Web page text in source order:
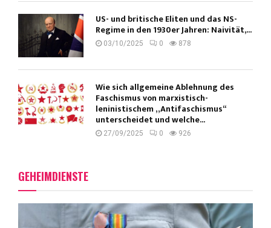
US- und britische Eliten und das NS-
Regime in den 1930er Jahren: Naivität,...
03/10/2025 0 878
Wie sich allgemeine Ablehnung des
Faschismus von marxistisch-
leninistischem „Antifaschismus“
unterscheidet und welche...
27/09/2025 0 926
GEHEIMDIENSTE